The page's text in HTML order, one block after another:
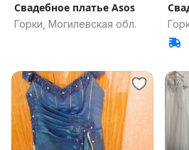
Свадебное платье Asos
Горки, Могилевская обл.